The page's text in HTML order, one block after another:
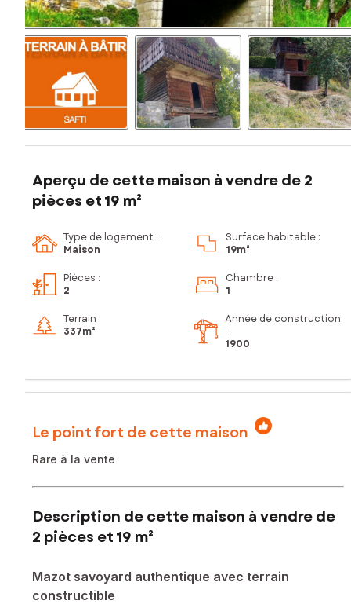
Aperçu de cette maison à vendre de 2
pièces et 19 m²
Type de logement :
Maison
Surface habitable :
19m²
Pièces :
2
Chambre :
1
Terrain :
337m²
Année de construction
:
1900
Le point fort de cette maison
Rare à la vente
Description de cette maison à vendre de
2 pièces et 19 m²
Mazot savoyard authentique avec terrain
constructible